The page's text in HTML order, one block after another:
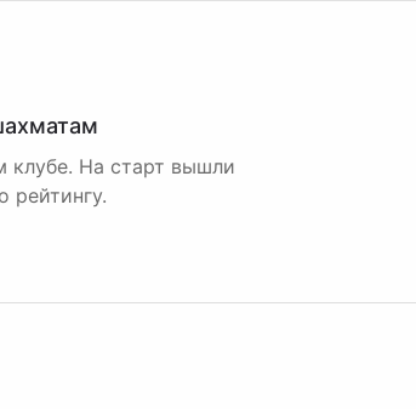
клубе. На старт вышли
рейтингу.